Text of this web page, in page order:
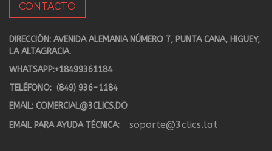
CONTACTO
DIRECCIÓN: AVENIDA ALEMANIA NÚMERO 7, PUNTA CANA, HIGUEY,
LA ALTAGRACIA.
WHATSAPP:+18499361184
TELÉFONO: (849) 936-1184
EMAIL: COMERCIAL@3CLICS.DO
EMAIL PARA AYUDA TÉCNICA:
soporte@3clics.lat